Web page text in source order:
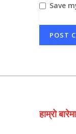
Save
हाम्रो बारेमा